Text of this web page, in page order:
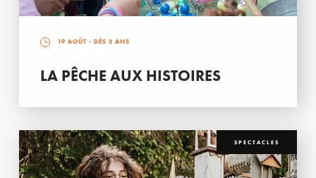
19 AOÛT - DÈS 3 ANS
LA PÊCHE AUX HISTOIRES
SPECTACLES